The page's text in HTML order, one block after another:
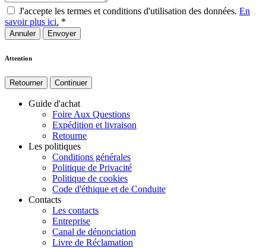
J'accepte les termes et conditions d'utilisation des données. En
savoir plus ici. *
Annuler
Attention
Retourner Continuer
Guide d'achat
Foire Aux Questions
Expédition et livraison
Retourne
Les politiques
Conditions générales
Politique de Privacité
Politique de cookies
Code d'éthique et de Conduite
Contacts
Les contacts
Entreprise
Canal de dénonciation
Livre de Réclamation